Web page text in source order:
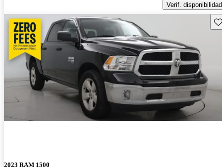
Verif. disponibilidad
2023 RAM 1500